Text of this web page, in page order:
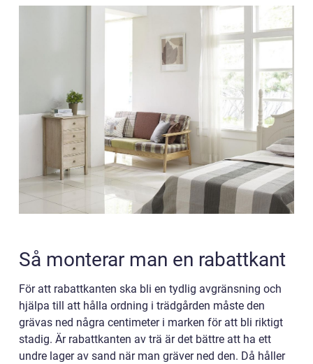
Så monterar man en rabattkant
För att rabattkanten ska bli en tydlig avgränsning och
hjälpa till att hålla ordning i trädgården måste den
grävas ned några centimeter i marken för att bli riktigt
stadig. Är rabattkanten av trä är det bättre att ha ett
undre lager av sand när man gräver ned den. Då håller